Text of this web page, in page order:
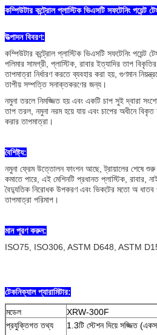
কম্পিউটার কন্ট্রোল প্লাস্টিক ভিএসটি সফটেনিং পয়েন্ট
উত্পাদন বিবরণ:
কম্পিউটার কন্ট্রোল প্লাস্টিক ভিএসটি সফটেনিং পয়েন্ট
পলিমার সামগ্রী, প্লাস্টিক, রাবার ইত্যাদির তাপ
তাপমাত্রা নির্ধারণ করতে ব্যবহার করা হয়, গুণমান
তাপীয় সম্পত্তি সনাক্তকরণের জন্য।
নমুনা তরলে নিমজ্জিত হয় এবং একটি চাপ সুই দ্বারা
তাপ তরল, নমুনা নরম হয়ে যায় এবং চাপের অধীনে
করার তাপমাত্রা।
বৈশিষ্ট্য:
নমুনা ফ্রেম উত্তোলন ফাংশন আছে, ট্রায়ালের শেষে
কমাতে পারে, এই মেশিনটি প্রধানত প্লাস্টিক, রাবার,
বৈদ্যুতিক নিরোধক উপকরণ এবং ভিকটের মতো অ ধাতব
তাপমাত্রা পরিমাপ।
মান পূরণ করুন:
ISO75, ISO306, ASTM D648, ASTM
টেকনিক্যাল প্যারামিটার:
মডেল
XRW-300F
প্রযুক্তিগত তথ্য
1.3টি স্টেশন দিয়ে সজ্জিত